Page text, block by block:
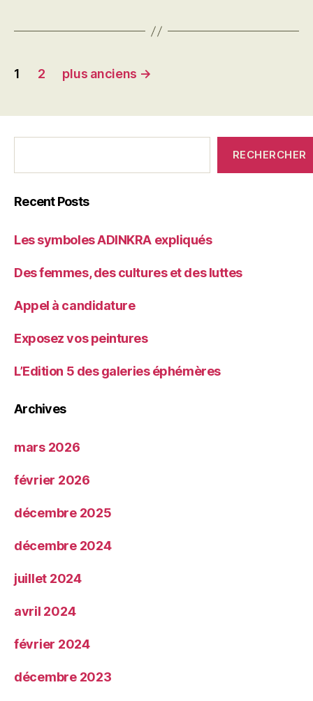
Pagination
publications
1 2 plus anciens →
avant?
RECHERCHER
Recent Posts
Les symboles ADINKRA expliqués
Des femmes, des cultures et des luttes
Appel à candidature
Exposez vos peintures
L’Edition 5 des galeries éphémères
Archives
mars 2026
février 2026
décembre 2025
décembre 2024
juillet 2024
avril 2024
février 2024
décembre 2023